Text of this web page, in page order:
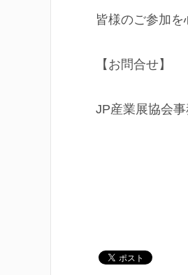
皆様のご参加を
【お問合せ】
JP産業展協会